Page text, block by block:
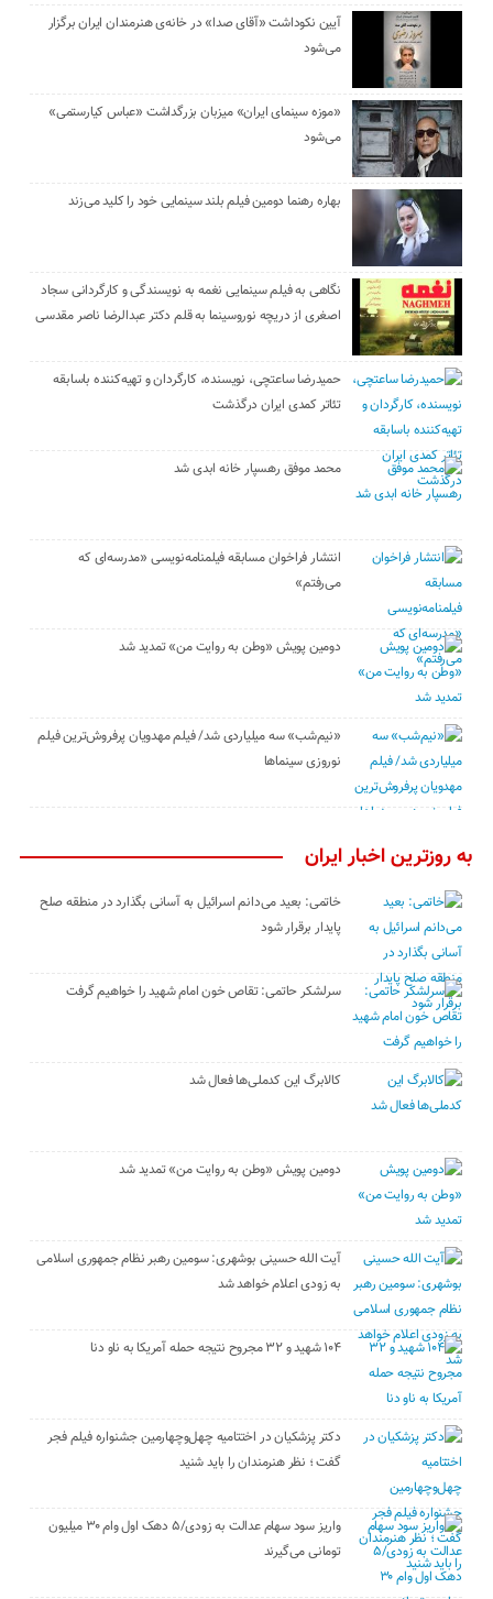
آیین نکوداشت «آقای صدا» در خانه‌ی هنرمندان ایران برگزار
می‌شود
«موزه سینمای ایران» میزبان بزرگداشت «عباس کیارستمی»
می‌شود
بهاره رهنما دومین فیلم بلند سینمایی خود را کلید می‌زند
نگاهی به فیلم سینمایی نغمه به نویسندگی و کارگردانی سجاد
اصغری از دریچه نوروسینما به قلم دکتر عبدالرضا ناصر مقدسی
حمیدرضا ساعتچی، نویسنده، کارگردان و تهیه‌کننده باسابقه
تئاتر کمدی ایران درگذشت
محمد موفق رهسپار خانه ابدی شد
انتشار فراخوان مسابقه فیلمنامه‌نویسی «مدرسه‌ای که
می‌رفتم»
دومین پویش «وطن به روایت من» تمدید شد
«نیم‌شب» سه میلیاردی شد/ فیلم مهدویان پرفروش‌ترین فیلم
نوروزی سینماها
به روزترین اخبار ایران
خاتمی: بعید می‌دانم اسرائیل به آسانی بگذارد در منطقه صلح
پایدار برقرار شود
سرلشکر حاتمی: تقاص خون امام شهید را خواهیم گرفت
کالابرگ این کدملی‌ها فعال شد
دومین پویش «وطن به روایت من» تمدید شد
آیت الله حسینی بوشهری: سومین رهبر نظام جمهوری اسلامی
به زودی اعلام خواهد شد
۱۰۴ شهید و ۳۲ مجروح نتیجه حمله آمریکا به ناو دنا
دکتر پزشکیان در اختتامیه چهل‌وچهارمین جشنواره فیلم فجر
گفت ؛ نظر هنرمندان را باید شنید
واریز سود سهام عدالت به زودی/۵ دهک اول وام ۳۰ میلیون
تومانی می‌گیرند